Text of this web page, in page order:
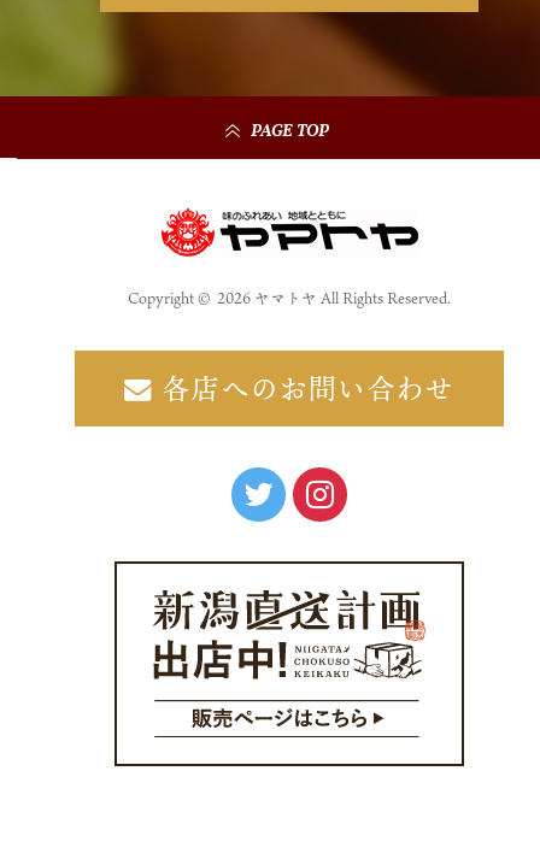
PAGE TOP
Copyright © 2026 ヤマトヤ All Rights Reserved.
各店へのお問い合わせ